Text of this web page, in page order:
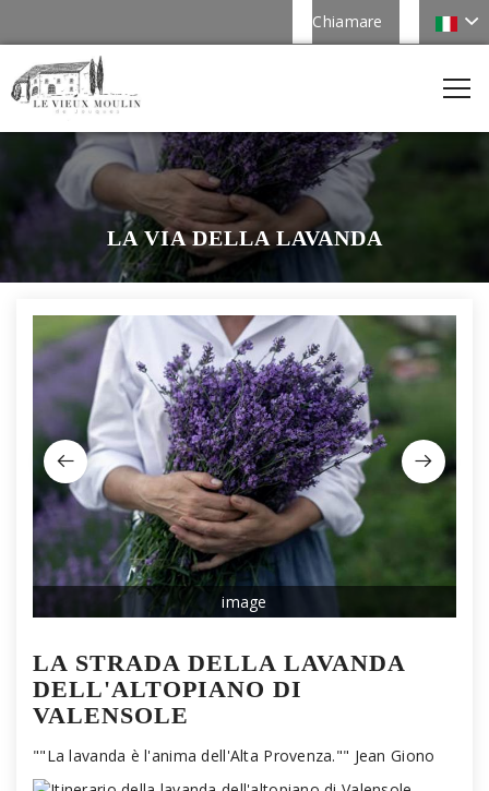
Chiamare
LA VIA DELLA LAVANDA
image
LA STRADA DELLA LAVANDA
DELL'ALTOPIANO DI
VALENSOLE
""La lavanda è l'anima dell'Alta Provenza."" Jean Giono